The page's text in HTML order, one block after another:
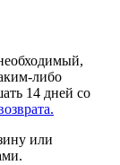
либо
14 дней со
или